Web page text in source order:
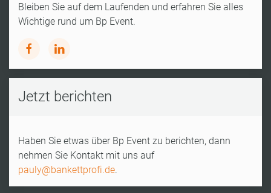
Bleiben Sie auf dem Laufenden und erfahren Sie alles
Wichtige rund um Bp Event.
Jetzt berichten
Haben Sie etwas über Bp Event zu berichten, dann
nehmen Sie Kontakt mit uns auf
pauly@bankettprofi.de.